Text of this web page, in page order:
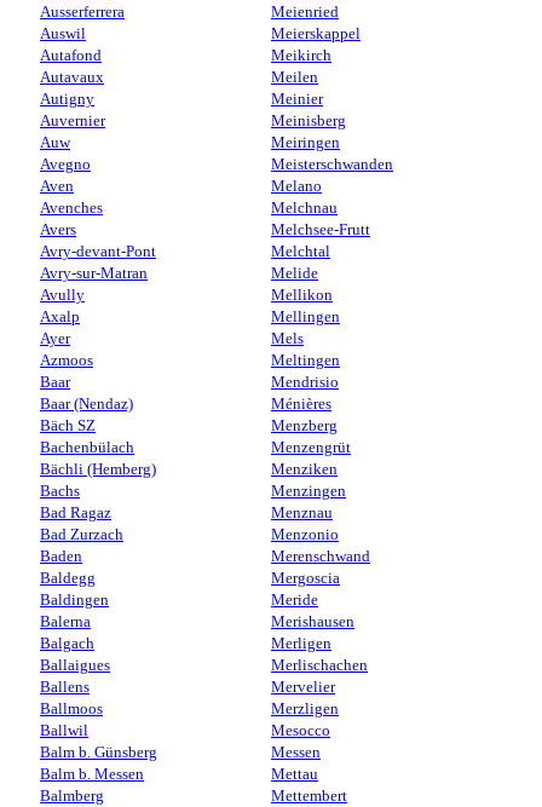
Ausserferrera
Auswil
Autafond
Autavaux
Autigny
Auvernier
Auw
Avegno
Aven
Avenches
Avers
Avry-devant-Pont
Avry-sur-Matran
Avully
Axalp
Ayer
Azmoos
Baar
Baar (Nendaz)
Bäch SZ
Bachenbülach
Bächli (Hemberg)
Bachs
Bad Ragaz
Bad Zurzach
Baden
Baldegg
Baldingen
Balerna
Balgach
Ballaigues
Ballens
Ballmoos
Ballwil
Balm b. Günsberg
Balm b. Messen
Balmberg
Meienried
Meierskappel
Meikirch
Meilen
Meinier
Meinisberg
Meiringen
Meisterschwanden
Melano
Melchnau
Melchsee-Frutt
Melchtal
Melide
Mellikon
Mellingen
Mels
Meltingen
Mendrisio
Ménières
Menzberg
Menzengrüt
Menziken
Menzingen
Menznau
Menzonio
Merenschwand
Mergoscia
Meride
Merishausen
Merligen
Merlischachen
Mervelier
Merzligen
Mesocco
Messen
Mettau
Mettembert